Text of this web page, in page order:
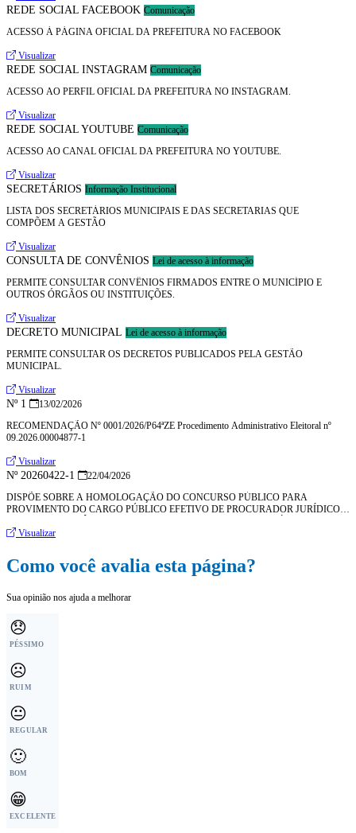
REDE SOCIAL FACEBOOK Comunicação
ACESSO À PÁGINA OFICIAL DA PREFEITURA NO FACEBOOK
Visualizar
REDE SOCIAL INSTAGRAM Comunicação
ACESSO AO PERFIL OFICIAL DA PREFEITURA NO INSTAGRAM.
Visualizar
REDE SOCIAL YOUTUBE Comunicação
ACESSO AO CANAL OFICIAL DA PREFEITURA NO YOUTUBE.
Visualizar
SECRETÁRIOS Informação Institucional
LISTA DOS SECRETÁRIOS MUNICIPAIS E DAS SECRETARIAS QUE
COMPÕEM A GESTÃO
Visualizar
CONSULTA DE CONVÊNIOS Lei de acesso à informação
PERMITE CONSULTAR CONVÊNIOS FIRMADOS ENTRE O MUNICÍPIO E
OUTROS ÓRGÃOS OU INSTITUIÇÕES.
Visualizar
DECRETO MUNICIPAL Lei de acesso à informação
PERMITE CONSULTAR OS DECRETOS PUBLICADOS PELA GESTÃO
MUNICIPAL.
Visualizar
Nº 1
13/02/2026
RECOMENDAÇÃO Nº 0001/2026/P64ªZE Procedimento Administrativo Eleitoral nº
09.2026.00004877-1
Visualizar
Nº 20260422-1
22/04/2026
DISPÕE SOBRE A HOMOLOGAÇÃO DO CONCURSO PÚBLICO PARA
PROVIMENTO DO CARGO PÚBLICO EFETIVO DE PROCURADOR JURÍDICO
MORAÚJO/CE
Visualizar
Como você avalia esta página?
Sua opinião nos ajuda a melhorar
😞
PÉSSIMO
☹️
RUIM
😐
REGULAR
🙂
BOM
😁
EXCELENTE